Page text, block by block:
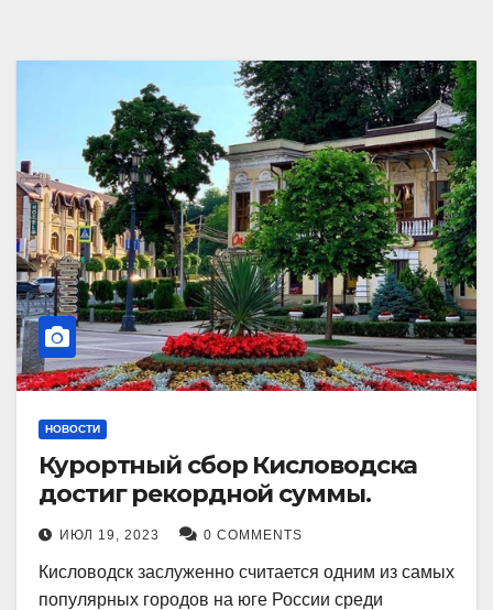
НОВОСТИ
Курортный сбор Кисловодска
достиг рекордной суммы.
ИЮЛ 19, 2023 0 COMMENTS
Кисловодск заслуженно считается одним из самых
популярных городов на юге России среди